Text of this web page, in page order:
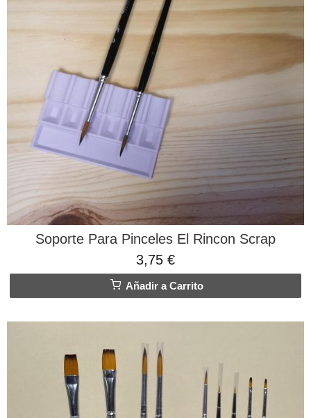
Soporte Para Pinceles El Rincon Scrap
3,75 €
Añadir a Carrito